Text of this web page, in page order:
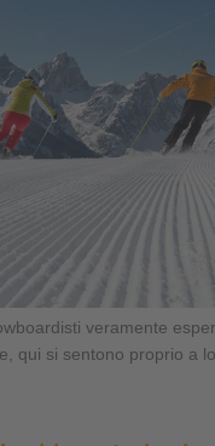
veramente
qui si sentono proprio a